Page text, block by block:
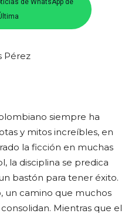
de WhatsApp de
Pérez
siempre ha
y mitos increíbles, en
la ficción en muchas
la disciplina se predica
bastón para tener éxito.
un camino que muchos
Mientras que el